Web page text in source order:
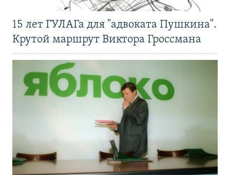
15 лет ГУЛАГа для "адвоката Пушкина".
Крутой маршрут Виктора Гроссмана